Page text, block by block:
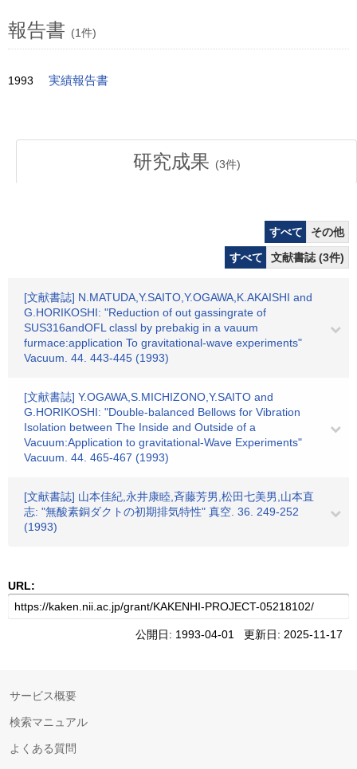
報告書 (1件)
1993 実績報告書
研究成果 (3件)
すべて
その他
すべて
文献書誌 (3件)
[文献書誌] N.MATUDA,Y.SAITO,Y.OGAWA,K.AKAISHI and
G.HORIKOSHI: "Reduction of out gassingrate of
SUS316andOFL classl by prebakig in a vauum
furmace:application To gravitational-wave experiments"
Vacuum. 44. 443-445 (1993)
[文献書誌] Y.OGAWA,S.MICHIZONO,Y.SAITO and
G.HORIKOSHI: "Double-balanced Bellows for Vibration
Isolation between The Inside and Outside of a
Vacuum:Application to gravitational-Wave Experiments"
Vacuum. 44. 465-467 (1993)
[文献書誌] 山本佳紀,永井康睦,斉藤芳男,松田七美男,山本直
志: "無酸素銅ダクトの初期排気特性" 真空. 36. 249-252
(1993)
URL:
公開日: 1993-04-01 更新日: 2025-11-17
サービス概要
検索マニュアル
よくある質問